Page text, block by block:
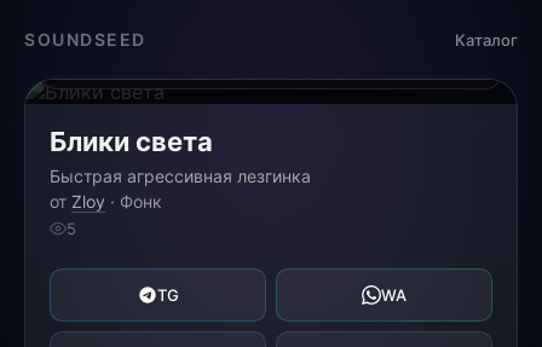
SOUNDSEED Каталог
Блики света
Быстрая агрессивная лезгинка
от Zloy · Фонк
5
TG WA